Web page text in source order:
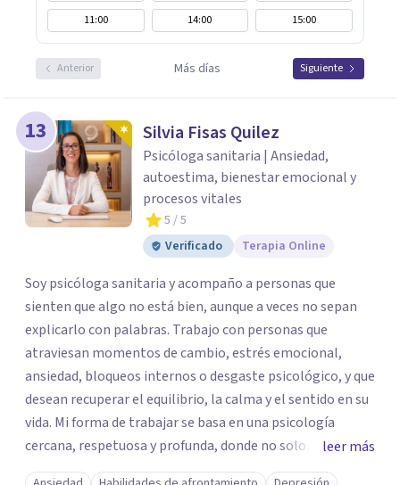
11:00
14:00 15:00
Anterior Más días Siguiente
13 Silvia Fisas Quilez
Psicóloga sanitaria | Ansiedad,
autoestima, bienestar emocional y
procesos vitales
5 / 5
Verificado
Terapia Online
Soy psicóloga sanitaria y acompaño a personas que
sienten que algo no está bien, aunque a veces no sepan
explicarlo con palabras. Trabajo con personas que
atraviesan momentos de cambio, estrés emocional,
ansiedad, bloqueos internos o desgaste psicológico, y que
desean recuperar el equilibrio, la calma y el sentido en su
vida. Mi forma de trabajar se basa en una psicología
cercana, respetuosa y profunda, donde no solo
atendemos los síntomas, sino también lo que los
leer más